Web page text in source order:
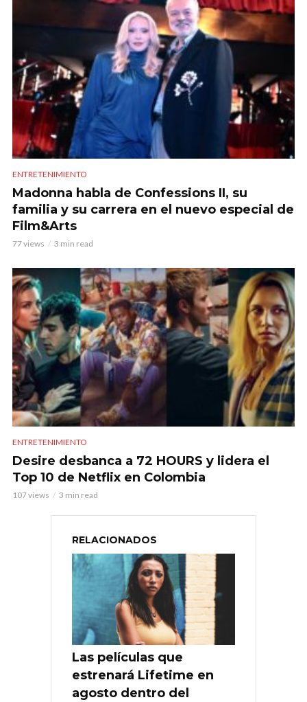
ENTRETENIMIENTO
Madonna habla de Confessions II, su
familia y su carrera en el nuevo especial de
Film&Arts
77 views 3 min read
ENTRETENIMIENTO
Desire desbanca a 72 HOURS y lidera el
Top 10 de Netflix en Colombia
107 views 3 min read
RELACIONADOS
Las películas que
estrenará Lifetime en
agosto dentro del